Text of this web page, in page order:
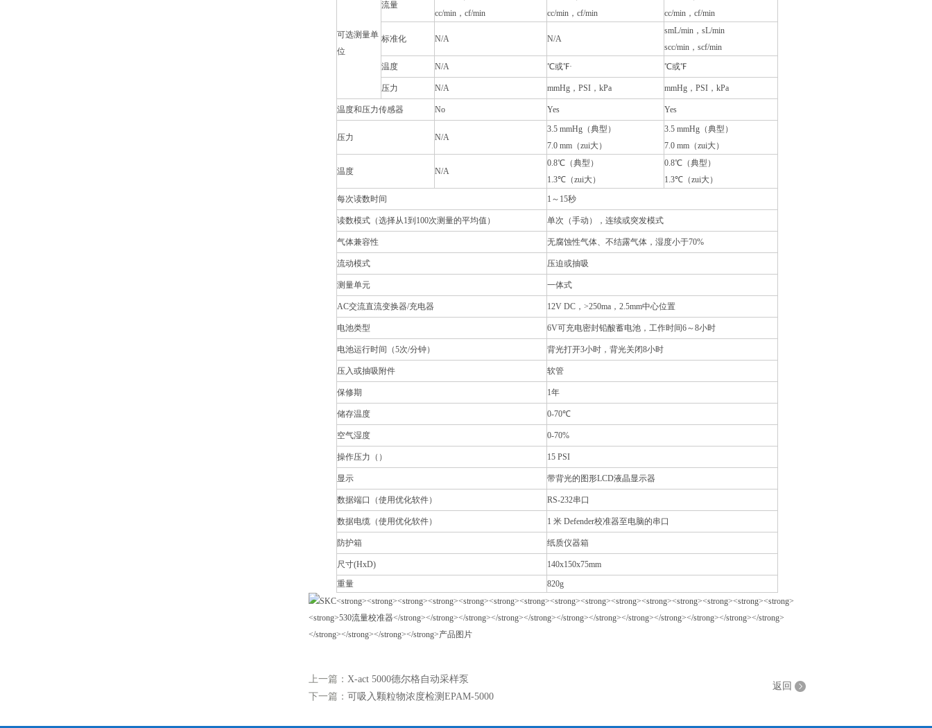
可选测量单
位
流量
cc/min ， cf/min
cc/min ， cf/min
cc/min ， cf/min
标准化 N/A N/A
smL/min ， sL/min
scc/min ， scf/min
温度
N/A ℃或℉· ℃或℉
压力 N/A mmHg ， PSI ， kPa mmHg ， PSI ， kPa
温度和压力传感器 No Yes Yes
压力 N/A
3.5 mmHg （典型）
7.0 mm （zui大）
3.5 mmHg （典型）
7.0 mm （zui大）
温度 N/A
0.8℃ （典型）
1.3℃ （zui大）
0.8℃ （典型）
1.3℃ （zui大）
每次读数时间
1 ～ 15秒
读数模式（选择从1到 100次测量的平均值） 单次（手动），连续或突发模式
气体兼容性 无腐蚀性气体、不结露气体，湿度小于70%
流动模式 压迫或抽吸
测量单元 一体式
AC交流直流变换器/充电器 12V DC ， >250ma ， 2.5mm中心位置
电池类型 6V可充电密封铅酸蓄电池，工作时间6～8小时
电池运行时间（5次/分钟） 背光打开3小时，背光关闭8小时
压入或抽吸附件 软管
保修期 1年
储存温度 0-70℃
空气湿度 0-70%
操作压力（） 15 PSI
显示 带背光的图形LCD液晶显示器
数据端口（使用优化软件） RS-232串口
数据电缆（使用优化软件） 1 米 Defender校准器至电脑的串口
防护箱 纸质仪器箱
尺寸(HxD)
140x150x75mm
重量
820g
上一篇： X-act 5000德尔格自动采样泵
下一篇： 可吸入颗粒物浓度检测EPAM-5000
返回